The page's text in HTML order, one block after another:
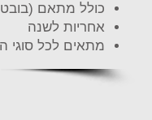
כולל מתאם
אחריות לשנה
מתאים לכל סוגי